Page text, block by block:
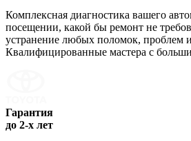
Комплексная диагностика вашего
посещении, какой бы ремонт не
устранение любых поломок, проблем
Квалифицированные мастера с
Гарантия
до 2-х лет